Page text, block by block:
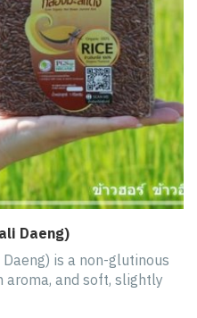
Daeng)
is a non-glutinous
aroma, and soft, slightly